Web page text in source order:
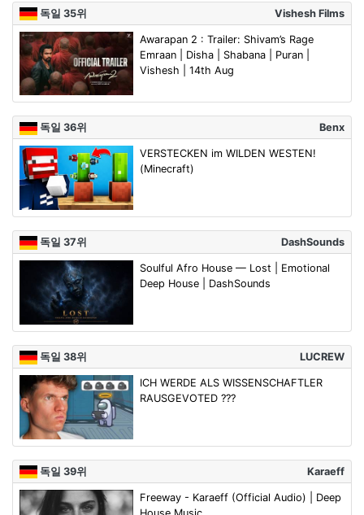
독일 35위 Vishesh Films
Awarapan 2 : Trailer: Shivam’s Rage
Emraan | Disha | Shabana | Puran |
Vishesh | 14th Aug
독일 36위 Benx
VERSTECKEN im WILDEN WESTEN!
(Minecraft)
독일 37위 DashSounds
Soulful Afro House — Lost | Emotional
Deep House | DashSounds
독일 38위 LUCREW
ICH WERDE ALS WISSENSCHAFTLER
RAUSGEVOTED ???
독일 39위 Karaeff
Freeway - Karaeff (Official Audio) | Deep
House Music